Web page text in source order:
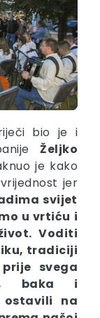
bio je i
Željko
je kako
jer
svijet
u vrtiću i
Voditi
tradiciji
svega
baka i
na